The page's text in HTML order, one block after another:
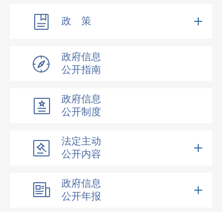
政 策
政府信息
公开指南
政府信息
公开制度
法定主动
公开内容
政府信息
公开年报